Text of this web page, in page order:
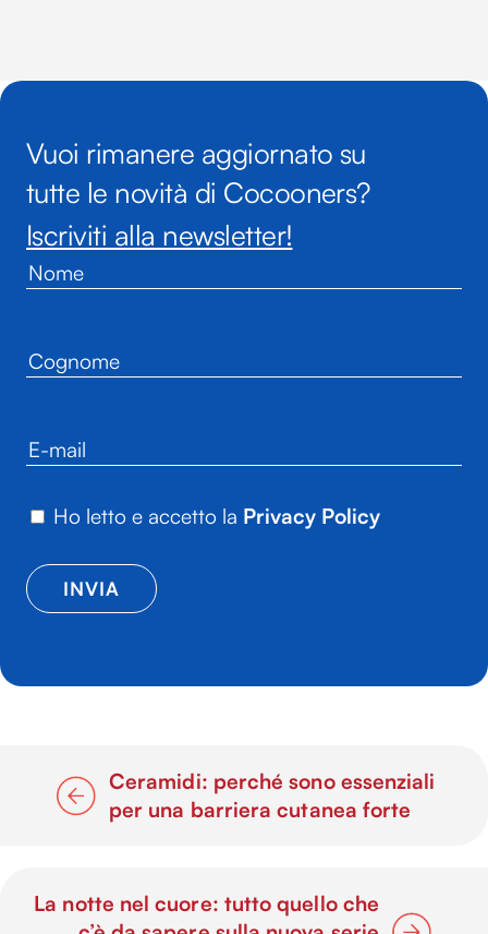
Vuoi rimanere aggiornato su
tutte le novità di Cocooners?
Iscriviti alla newsletter!
Ho letto e accetto la Privacy Policy
Ceramidi: perché sono essenziali
per una barriera cutanea forte
La notte nel cuore: tutto quello che